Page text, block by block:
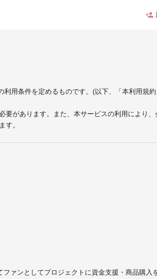
用条件を定めるものです。(以下、「本利用規約
があります。また、本サービスの利用により、
す。
ァンとしてプロジェクトに資金支援・商品購入